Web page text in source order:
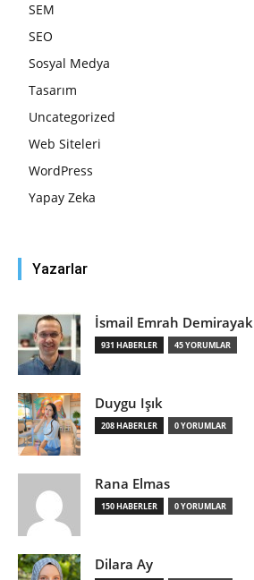
SEM
SEO
Sosyal Medya
Tasarım
Uncategorized
Web Siteleri
WordPress
Yapay Zeka
Yazarlar
İsmail Emrah Demirayak
931 HABERLER 45 YORUMLAR
Duygu Işık
208 HABERLER 0 YORUMLAR
Rana Elmas
150 HABERLER 0 YORUMLAR
Dilara Ay